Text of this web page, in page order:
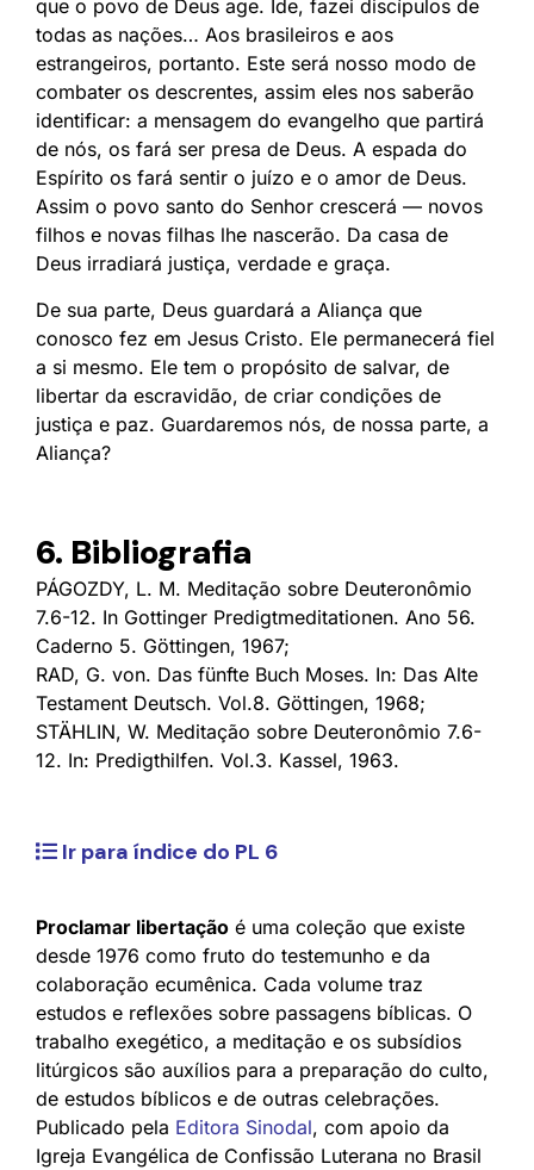
que o povo de Deus age. Ide, fazei discípulos de
todas as nações… Aos brasileiros e aos
estrangeiros, portanto. Este será nosso modo de
combater os descrentes, assim eles nos saberão
identificar: a mensagem do evangelho que partirá
de nós, os fará ser presa de Deus. A espada do
Espírito os fará sentir o juízo e o amor de Deus.
Assim o povo santo do Senhor crescerá — novos
filhos e novas filhas lhe nascerão. Da casa de
Deus irradiará justiça, verdade e graça.
De sua parte, Deus guardará a Aliança que
conosco fez em Jesus Cristo. Ele permanecerá fiel
a si mesmo. Ele tem o propósito de salvar, de
libertar da escravidão, de criar condições de
justiça e paz. Guardaremos nós, de nossa parte, a
Aliança?
6. Bibliografia
PÁGOZDY, L. M. Meditação sobre Deuteronômio
7.6-12. In Gottinger Predigtmeditationen. Ano 56.
Caderno 5. Göttingen, 1967;
RAD, G. von. Das fünfte Buch Moses. In: Das Alte
Testament Deutsch. Vol.8. Göttingen, 1968;
STÄHLIN, W. Meditação sobre Deuteronômio 7.6-
12. In: Predigthilfen. Vol.3. Kassel, 1963.
Ir para índice do PL 6
Proclamar libertação é uma coleção que existe
desde 1976 como fruto do testemunho e da
colaboração ecumênica. Cada volume traz
estudos e reflexões sobre passagens bíblicas. O
trabalho exegético, a meditação e os subsídios
litúrgicos são auxílios para a preparação do culto,
de estudos bíblicos e de outras celebrações.
Publicado pela Editora Sinodal, com apoio da
Igreja Evangélica de Confissão Luterana no Brasil